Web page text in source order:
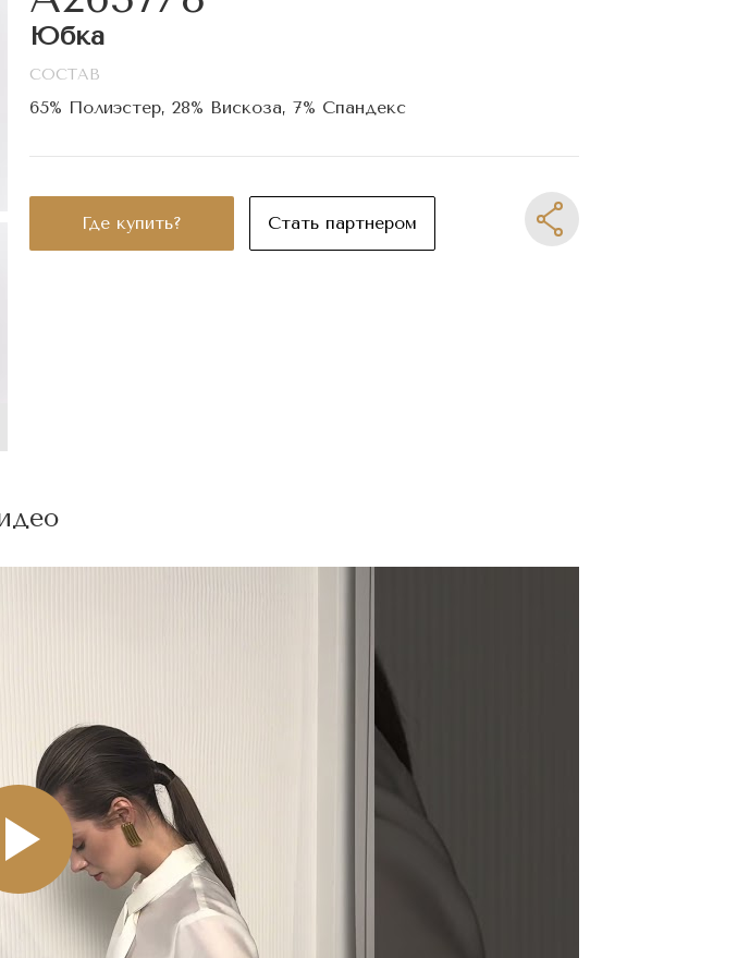
Юбка
СОСТАВ
65% Полиэстер, 28% Вискоза, 7% Спандекс
Где купить? Стать партнером